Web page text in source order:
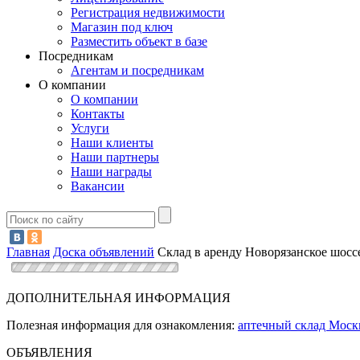
Регистрация недвижимости
Магазин под ключ
Разместить объект в базе
Посредникам
Агентам и посредникам
О компании
О компании
Контакты
Услуги
Наши клиенты
Наши партнеры
Наши награды
Вакансии
Главная Доска объявлений Склад в аренду Новорязанское
ДОПОЛНИТЕЛЬНАЯ ИНФОРМАЦИЯ
Полезная информация для ознакомления: аптечный склад
ОБЪЯВЛЕНИЯ